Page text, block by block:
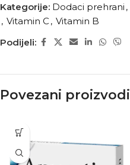
Kategorije: Dodaci prehrani ,
, Vitamin C , Vitamin B
Podijeli:
Povezani proizvodi